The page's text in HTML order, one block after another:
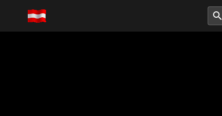
search